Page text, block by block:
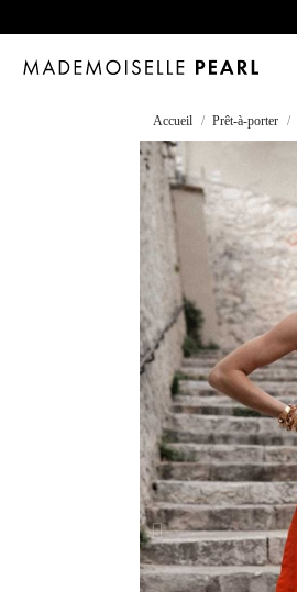
Accueil Prêt-à-porter